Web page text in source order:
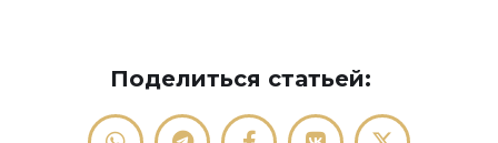
Поделиться статьей: